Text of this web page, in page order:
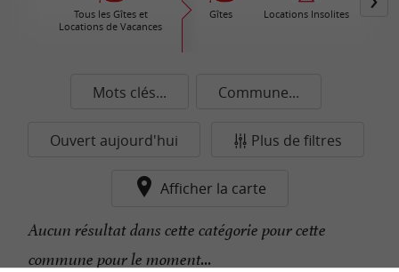
Tous les Gîtes et
Locations de Vacances
Gîtes Locations Insolites
Mots clés... Commune...
Ouvert aujourd'hui Plus de filtres
Afficher la carte
Aucun résultat dans cette catégorie pour cette
commune pour le moment...